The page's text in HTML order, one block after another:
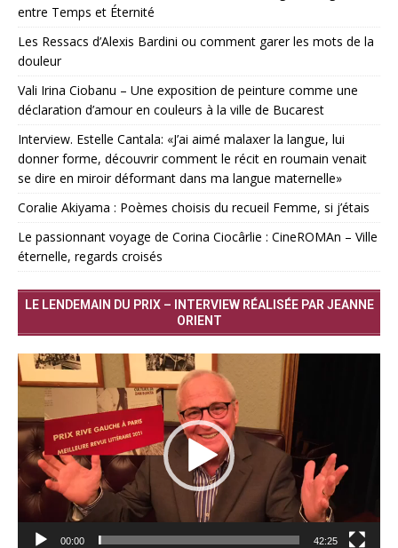
entre Temps et Éternité
Les Ressacs d’Alexis Bardini ou comment garer les mots de la
douleur
Vali Irina Ciobanu – Une exposition de peinture comme une
déclaration d’amour en couleurs à la ville de Bucarest
Interview. Estelle Cantala: «J’ai aimé malaxer la langue, lui
donner forme, découvrir comment le récit en roumain venait
se dire en miroir déformant dans ma langue maternelle»
Coralie Akiyama : Poèmes choisis du recueil Femme, si j’étais
Le passionnant voyage de Corina Ciocârlie : CineROMAn – Ville
éternelle, regards croisés
LE LENDEMAIN DU PRIX – INTERVIEW RÉALISÉE PAR JEANNE
ORIENT
Lecteur
vidéo
00:00 42:25